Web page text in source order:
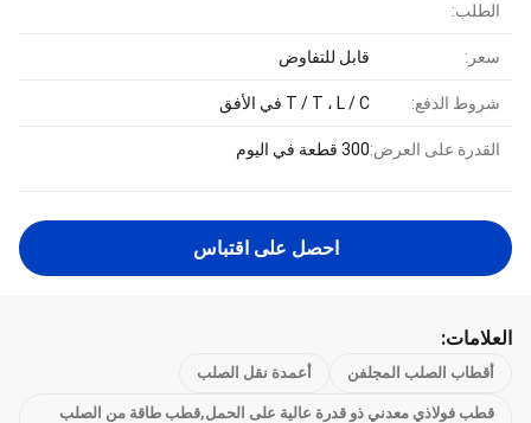
الطلب:
سعر: قابل للتفاوض
شروط الدفع: T / T ، L / C في الأفق
القدرة على العرض:300 قطعة في اليوم
احصل على اقتباس
العلامات:
أقطاب الصلب المجلفن أعمدة نقل الصلب
قطب فولاذي معدني ذو قدرة عالية على الحمل,قطب طاقة من الصلب